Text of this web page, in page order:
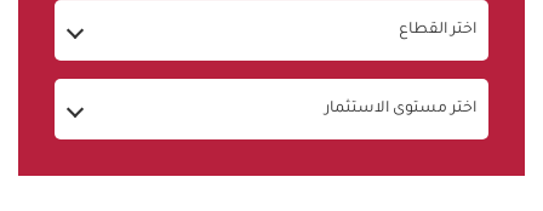
اختر القطاع
اختر مستوى الاستثمار